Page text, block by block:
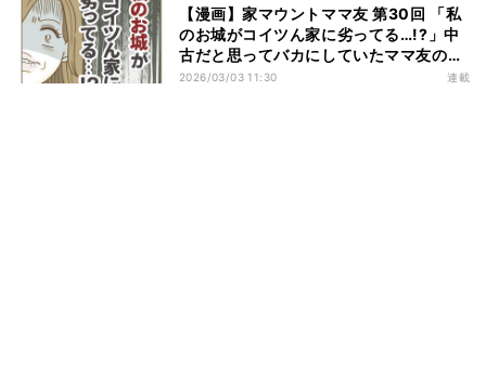
【漫画】家マウントママ友 第30回 「私
のお城がコイツん家に劣ってる…!?」中
古だと思ってバカにしていたママ友の家
がまさか…
2026/03/03 11:30 連載